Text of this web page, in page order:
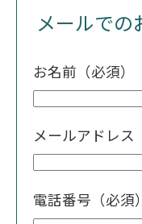
メールでの
お名前（必須）
メールアドレス
電話番号（必須）